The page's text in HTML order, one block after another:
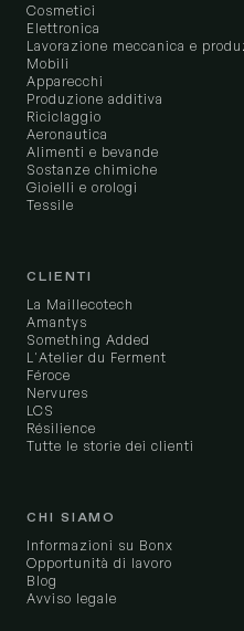
Cosmetici
Elettronica
Lavorazione meccanica e
Mobili
Apparecchi
Produzione additiva
Riciclaggio
Aeronautica
Alimenti e bevande
Sostanze chimiche
Gioielli e orologi
Tessile
CLIENTI
La Maillecotech
Amantys
Something Added
L'Atelier du Ferment
Féroce
Nervures
LCS
Résilience
Tutte le storie dei clienti
CHI SIAMO
Informazioni su Bonx
Opportunità di lavoro
Blog
Avviso legale